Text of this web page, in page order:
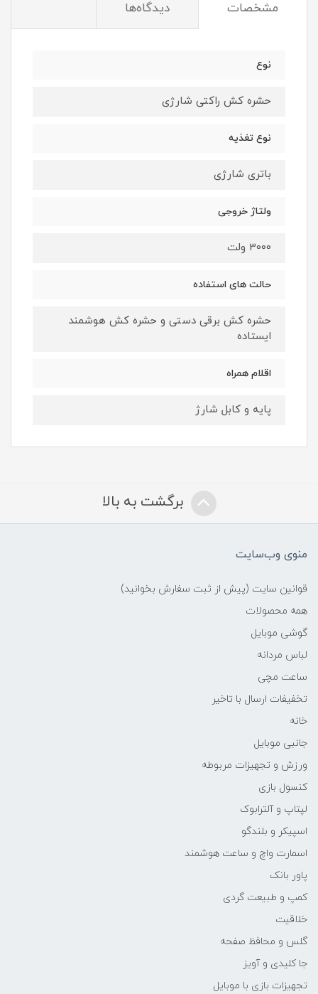
مشخصات دیدگاه‌ها
نوع
حشره کش راکتی شارژی
نوع تغذیه
باتری شارژی
ولتاژ خروجی
3000 ولت
حالت های استفاده
حشره کش برقی دستی و حشره کش هوشمند
ایستاده
اقلام همراه
پایه و کابل شارژ
برگشت به بالا
منوی وب‌سایت
قوانین سایت (پیش از ثبت سفارش بخوانید)
همه محصولات
گوشی موبایل
لباس مردانه
ساعت مچی
تخفیفات ارسال با تاخیر
خانه
جانبی موبایل
ورزش و تجهیزات مربوطه
کنسول بازی
لپتاپ و آلترابوک
اسپیکر و بلندگو
اسمارت واچ و ساعت هوشمند
پاور بانک
کمپ و طبیعت گردی
خلاقیت
گلس و محافظ صفحه
جا کلیدی و آویز
تجهیزات بازی با موبایل